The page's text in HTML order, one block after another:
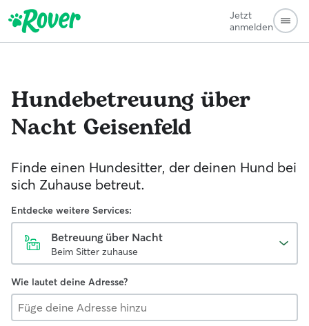
Jetzt
anmelden
Hundebetreuung über
Nacht Geisenfeld
Finde einen Hundesitter, der deinen Hund bei
sich Zuhause betreut.
Entdecke weitere Services:
Betreuung über Nacht
Beim Sitter zuhause
Wie lautet deine Adresse?